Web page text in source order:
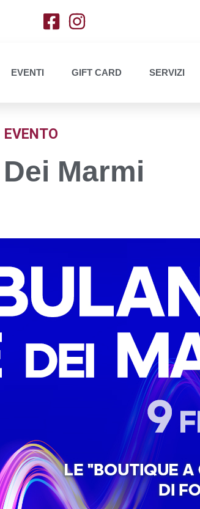
EVENTI GIFT CARD SERVIZI
EVENTO
Marmi